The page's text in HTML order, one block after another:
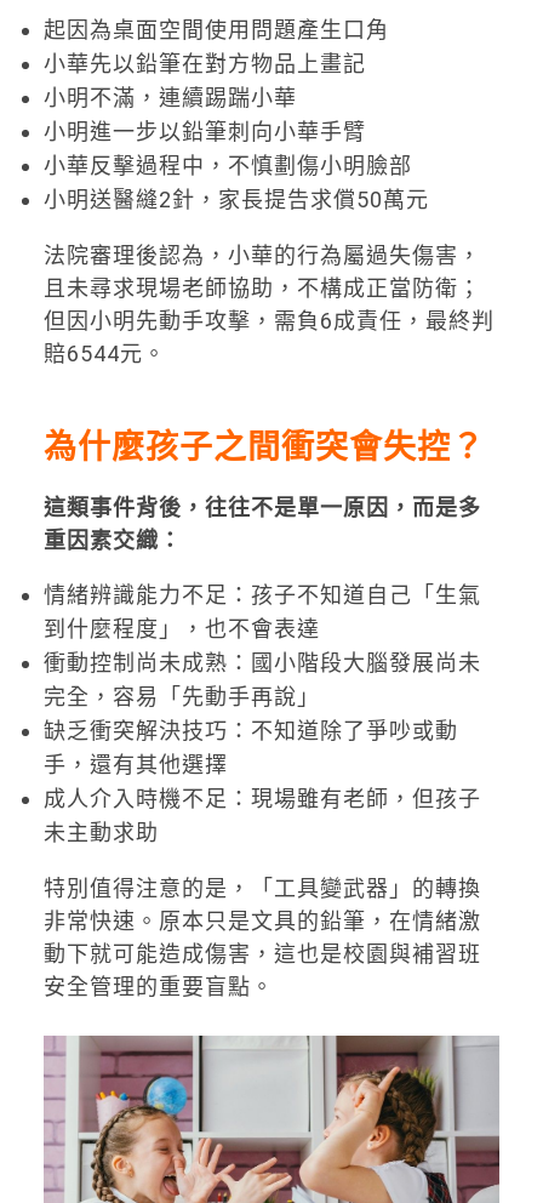
起因為桌面空間使用問題產生口角
小華先以鉛筆在對方物品上畫記
小明不滿，連續踢踹小華
小明進一步以鉛筆刺向小華手臂
小華反擊過程中，不慎劃傷小明臉部
小明送醫縫2針，家長提告求償50萬元
法院審理後認為，小華的行為屬過失傷害，
且未尋求現場老師協助，不構成正當防衛；
但因小明先動手攻擊，需負6成責任，最終判
賠6544元。
為什麼孩子之間衝突會失控？
這類事件背後，往往不是單一原因，而是多
重因素交織：
情緒辨識能力不足：孩子不知道自己「生氣
到什麼程度」，也不會表達
衝動控制尚未成熟：國小階段大腦發展尚未
完全，容易「先動手再說」
缺乏衝突解決技巧：不知道除了爭吵或動
手，還有其他選擇
成人介入時機不足：現場雖有老師，但孩子
未主動求助
特別值得注意的是，「工具變武器」的轉換
非常快速。原本只是文具的鉛筆，在情緒激
動下就可能造成傷害，這也是校園與補習班
安全管理的重要盲點。